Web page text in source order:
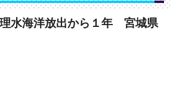
水海洋放出から１年 宮城県